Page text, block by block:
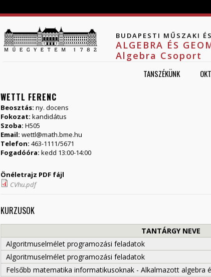
BUDAPESTI MŰSZAKI
ALGEBRA ÉS
Algebra Csoport
TANSZÉKÜNK
WETTL FERENC
Beosztás: ny. docens
Fokozat: kandidátus
Szoba: H505
Email: wettl@math.bme.hu
Telefon: 463-1111/5671
Fogadóóra: kedd 13:00-14:00
Önéletrajz PDF fájl
CVhu.pdf
KURZUSOK
TANTÁRGY NEVE
Algoritmuselmélet programozási feladatok
Algoritmuselmélet programozási feladatok
Felsőbb matematika informatikusoknak - Alkalmazott algebra